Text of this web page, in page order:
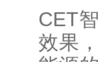
CET
效果